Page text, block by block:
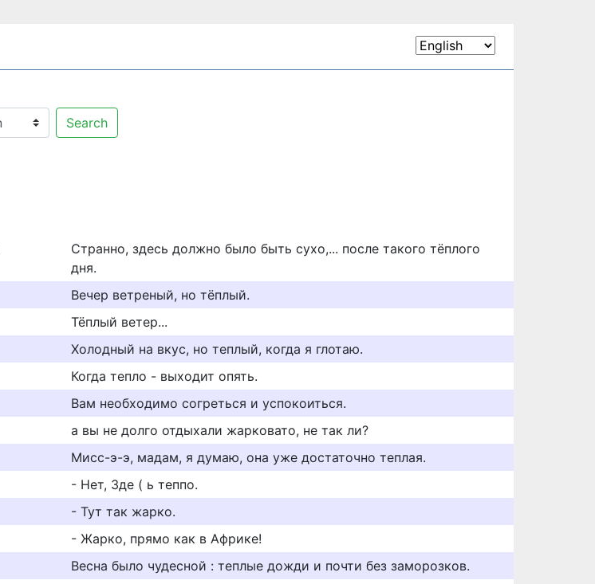
Search
Странно, здесь должно было быть сухо,... после такого тёплого
дня.
Вечер ветреный, но тёплый.
Тёплый ветер...
Холодный на вкус, но теплый, когда я глотаю.
Когда тепло - выходит опять.
Вам необходимо согреться и успокоиться.
а вы не долго отдыхали жарковато, не так ли?
Мисс-э-э, мадам, я думаю, она уже достаточно теплая.
- Нет, 3де ( ь теппо.
- Тут так жарко.
- Жарко, прямо как в Африке!
Весна было чудесной : теплые дожди и почти без заморозков.